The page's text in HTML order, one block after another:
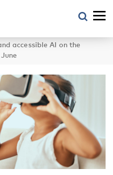
accessible AI on the